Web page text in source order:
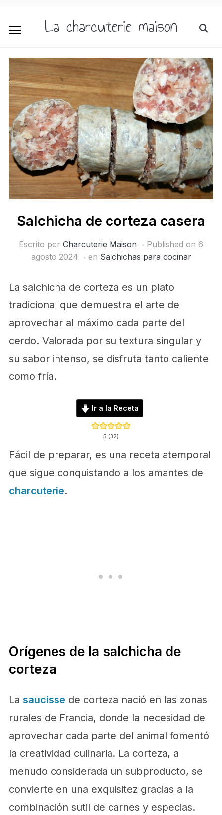
La charcuterie maison
Salchicha de corteza casera
Escrito por Charcuterie Maison Published on 6
agosto 2024
en Salchichas para cocinar
La salchicha de corteza es un plato
tradicional que demuestra el arte de
aprovechar al máximo cada parte del
cerdo. Valorada por su textura singular y
su sabor intenso, se disfruta tanto caliente
como fría.
Ir a la Receta
5 (32)
Fácil de preparar, es una receta atemporal
que sigue conquistando a los amantes de
charcuterie.
Orígenes de la salchicha de
corteza
La saucisse de corteza nació en las zonas
rurales de Francia, donde la necesidad de
aprovechar cada parte del animal fomentó
la creatividad culinaria. La corteza, a
menudo considerada un subproducto, se
convierte en una exquisitez gracias a la
combinación sutil de carnes y especias.